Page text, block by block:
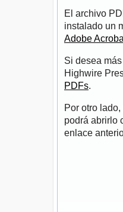
El archivo
instalado un
Adobe
Si desea
Highwire
PDFs.
Por otro
podrá abrirlo
enlace